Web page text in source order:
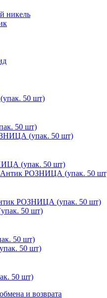
никель
50 шт)
(упак. 50 шт)
РОЗНИЦА (упак. 50 шт)
50 шт)
50 шт)
и возврата